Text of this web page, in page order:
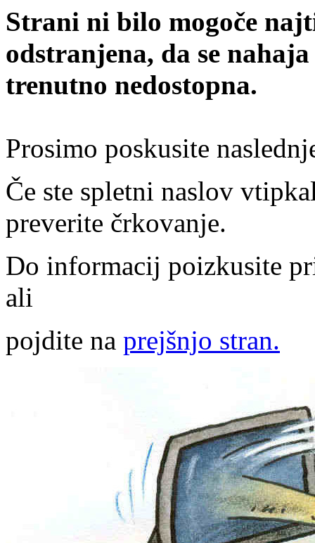
Strani ni bilo mogoče
odstranjena, da se
trenutno nedostopna.
Prosimo poskusite
Če ste spletni naslov
preverite črkovanje.
Do informacij poizkusite
ali
pojdite na prejšnjo stran.